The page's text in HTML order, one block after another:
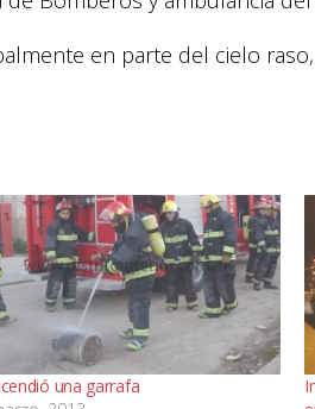
en parte del cielo
una garrafa